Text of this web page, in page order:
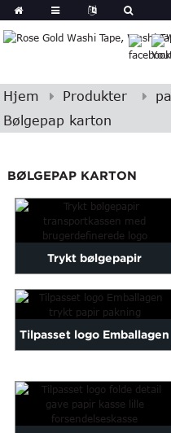
German
Japanese
Lao
Bulgarian
Croatian
Gujarati
Igbo
Khmer
Burmese
Hjem Produkter
Bølgepap karton
BØLGEPAP KARTON
Trykt bølgepapir
transportkassen med cust
...
Tilpasset logo Emballagen